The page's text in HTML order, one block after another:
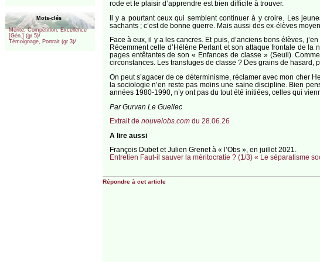
Mots-clés
Mérite, Compétition, Excellence
[Gén.] (gr 5)/
Témoignage, Portrait (gr 3)/
rode et le plaisir d’apprendre est bien difficile à trouver.
Il y a pourtant ceux qui semblent continuer à y croire. Les
sachants ; c’est de bonne guerre. Mais aussi des ex-élèves
Face à eux, il y a les cancres. Et puis, d’anciens bons élèves,
Récemment celle d’Hélène Perlant et son attaque frontale de
pages entêtantes de son « Enfances de classe » (Seuil).
circonstances. Les transfuges de classe ? Des grains de hasard,
On peut s’agacer de ce déterminisme, réclamer avec mon cher
la sociologie n’en reste pas moins une saine discipline. Bien
années 1980-1990, n’y ont pas du tout été initiées, celles qui
Par Gurvan Le Guellec
Extrait de nouvelobs.comdu 28.06.26
A lire aussi
François Dubet et Julien Grenet à « l’Obs », en juillet 2021.
Entretien Faut-il sauver la méritocratie ? (1/3) « Le séparatisme
Répondre à cet article